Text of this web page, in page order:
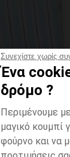
Συνεχίστε χωρίς
Ένα
δρόμο ?
Περιμένουμε
μαγικό κουμπί
φούρνο και να